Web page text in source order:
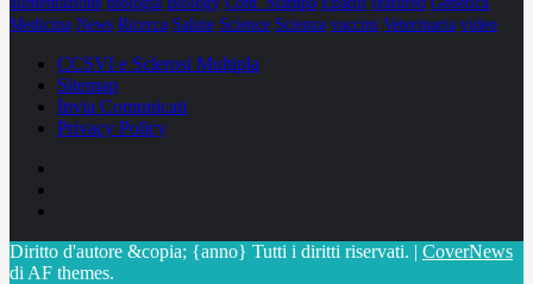
Medicina News Ricerca Salute Science Scienza vaccini Veterinaria video
CCSVI e Sclerosi Multipla
Sitemap
Invia Comunicati
Privacy Policy
Diritto d'autore &copia; {anno} Tutti i diritti riservati. | CoverNews
di AF themes.